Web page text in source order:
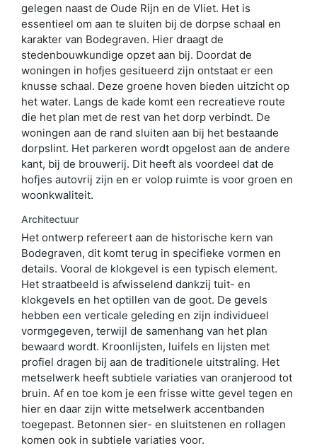
gelegen naast de Oude Rijn en de Vliet. Het is
essentieel om aan te sluiten bij de dorpse schaal en
karakter van Bodegraven. Hier draagt de
stedenbouwkundige opzet aan bij. Doordat de
woningen in hofjes gesitueerd zijn ontstaat er een
knusse schaal. Deze groene hoven bieden uitzicht op
het water. Langs de kade komt een recreatieve route
die het plan met de rest van het dorp verbindt. De
woningen aan de rand sluiten aan bij het bestaande
dorpslint. Het parkeren wordt opgelost aan de andere
kant, bij de brouwerij. Dit heeft als voordeel dat de
hofjes autovrij zijn en er volop ruimte is voor groen en
woonkwaliteit.
Architectuur
Het ontwerp refereert aan de historische kern van
Bodegraven, dit komt terug in specifieke vormen en
details. Vooral de klokgevel is een typisch element.
Het straatbeeld is afwisselend dankzij tuit- en
klokgevels en het optillen van de goot. De gevels
hebben een verticale geleding en zijn individueel
vormgegeven, terwijl de samenhang van het plan
bewaard wordt. Kroonlijsten, luifels en lijsten met
profiel dragen bij aan de traditionele uitstraling. Het
metselwerk heeft subtiele variaties van oranjerood tot
bruin. Af en toe kom je een frisse witte gevel tegen en
hier en daar zijn witte metselwerk accentbanden
toegepast. Betonnen sier- en sluitstenen en rollagen
komen ook in subtiele variaties voor.